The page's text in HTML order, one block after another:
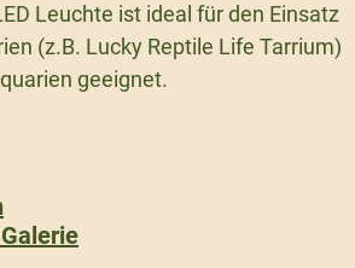
Leuchte ist ideal für den Einsatz
(z.B. Lucky Reptile Life Tarrium)
geeignet.